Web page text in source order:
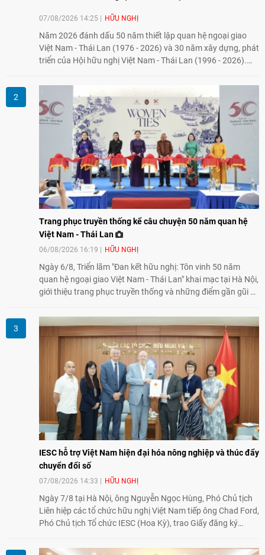
07/08/2026 14:25 HỮU NGHỊ
Năm 2026 đánh dấu 50 năm thiết lập quan hệ ngoại giao
Việt Nam - Thái Lan (1976 - 2026) và 30 năm xây dựng, phát
triển của Hội hữu nghị Việt Nam - Thái Lan (1996 - 2026).
tình hữu nghị, đồng thời từng bước mở rộng hoạt động từ
giao lưu truyền thống sang kết nối địa phương, doanh
nghiệp, giáo dục, văn hóa và thế hệ trẻ, góp phần tăng
cường sự hiểu biết và hợp tác giữa nhân dân hai nước.
Trang phục truyền thống kể câu chuyện 50 năm quan hệ
Việt Nam - Thái Lan
06/08/2026 16:19 HỮU NGHỊ
Ngày 6/8, Triển lãm "Đan kết hữu nghị: Tôn vinh 50 năm
quan hệ ngoại giao Việt Nam - Thái Lan" khai mạc tại Hà Nội,
giới thiệu trang phục truyền thống và những điểm gần gũi về
giao lưu nhân dân trong chặng đường nửa thế kỷ quan hệ
song phương.
IESC hỗ trợ Việt Nam hiện đại hóa nông nghiệp và thúc đẩy
chuyển đổi số
07/08/2026 14:33 HỮU NGHỊ
Ngày 7/8 tại Hà Nội, ông Nguyễn Ngọc Hùng, Phó Chủ tịch
Liên hiệp các tổ chức hữu nghị Việt Nam tiếp ông Chad Ford,
Phó Chủ tịch Tổ chức IESC (Hoa Kỳ), trao Giấy đăng ký
đổi về định hướng triển khai Dự án "Mở rộng Thương mại